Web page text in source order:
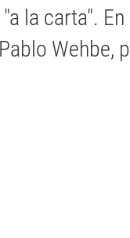
la carta". En
Wehbe,